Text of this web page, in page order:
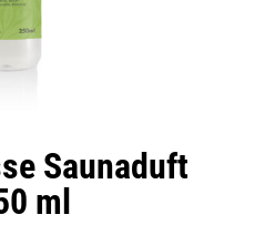
Saunaduft
ml